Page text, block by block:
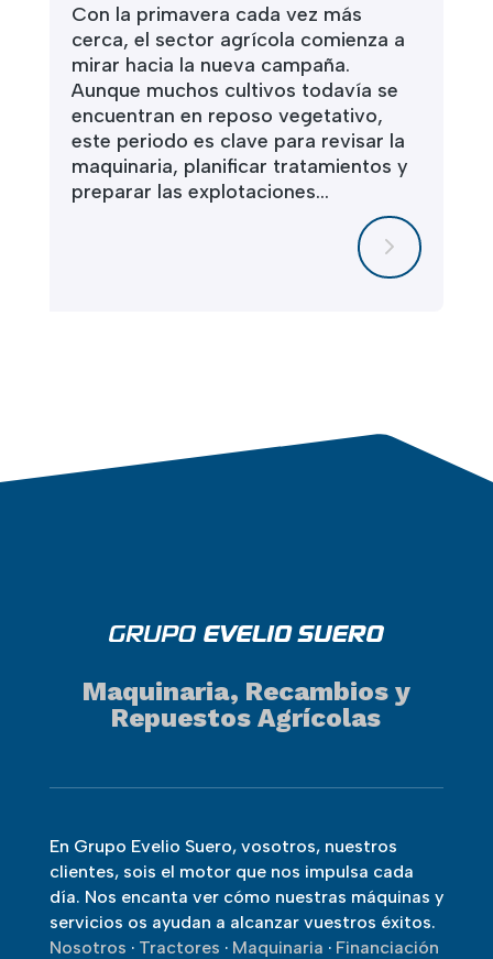
Con la primavera cada vez más
cerca, el sector agrícola comienza a
mirar hacia la nueva campaña.
Aunque muchos cultivos todavía se
encuentran en reposo vegetativo,
este periodo es clave para revisar la
maquinaria, planificar tratamientos y
preparar las explotaciones...
5
Maquinaria, Recambios y
Repuestos Agrícolas
En Grupo Evelio Suero, vosotros, nuestros
clientes, sois el motor que nos impulsa cada
día. Nos encanta ver cómo nuestras máquinas y
servicios os ayudan a alcanzar vuestros éxitos.
Nosotros · Tractores · Maquinaria · Financiación